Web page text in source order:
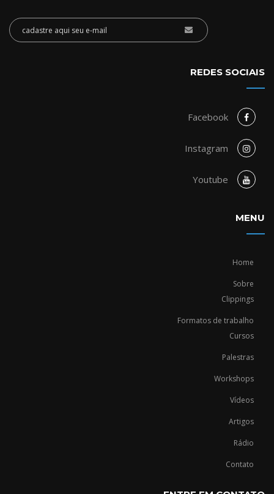
REDES SOCIAIS
Facebook
Instagram
Youtube
MENU
Home
Sobre
Clippings
Formatos de trabalho
Cursos
Palestras
Workshops
Vídeos
Artigos
Rádio
Contato